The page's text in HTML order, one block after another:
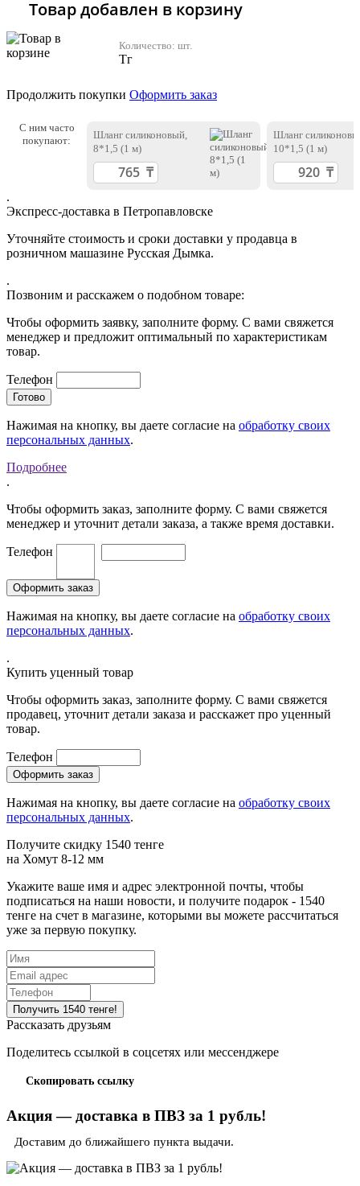
Товар добавлен в корзину
Количество: шт.
Тг
Продолжить покупки Оформить заказ
С ним часто
покупают:
Шланг силиконовый,
8*1,5 (1 м)
Шланг
10*1,5 (1 м)
.
Экспресс-доставка в Петропавловске
Уточняйте стоимость и сроки доставки у продавца в
розничном машазине Русская Дымка.
.
Позвоним и расскажем о подобном товаре:
Чтобы оформить заявку, заполните форму. С вами свяжется
менеджер и предложит оптимальный по характеристикам
товар.
Телефон
Нажимая на кнопку, вы даете согласие на обработку своих
персональных данных.
Подробнее
.
Чтобы оформить заказ, заполните форму. С вами свяжется
менеджер и уточнит детали заказа, а также время доставки.
Телефон
Нажимая на кнопку, вы даете согласие на обработку своих
персональных данных.
.
Купить уценный товар
Чтобы оформить заказ, заполните форму. С вами свяжется
продавец, уточнит детали заказа и расскажет про уценный
товар.
Телефон
Нажимая на кнопку, вы даете согласие на обработку своих
персональных данных.
Получите скидку 1540 тенге
на Хомут 8-12 мм
Укажите ваше имя и адрес электронной почты, чтобы
подписаться на наши новости, и получите подарок - 1540
тенге на счет в магазине, которыми вы можете рассчитаться
уже за первую покупку.
Рассказать друзьям
Поделитесь ссылкой в соцсетях или мессенджере
Скопировать ссылку
Акция — доставка в ПВЗ за 1 рубль!
Доставим до ближайшего пункта выдачи.